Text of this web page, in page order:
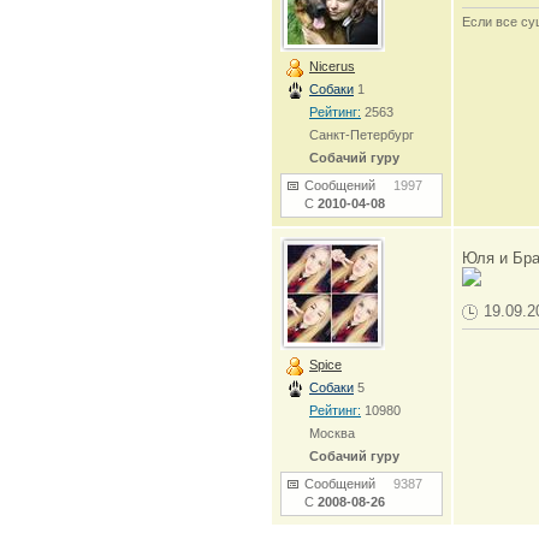
Nicerus
Собаки 1
Рейтинг: 2563
Санкт-Петербург
Собачий гуру
Сообщений 1997
С 2010-04-08
Если все
Spice
Собаки 5
Рейтинг: 10980
Москва
Собачий гуру
Сообщений 9387
С 2008-08-26
Юля и